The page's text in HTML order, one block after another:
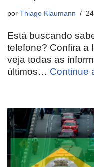
por Thiago Klaumann
Está buscando
telefone? Confira a
veja todas as
últimos… Continue